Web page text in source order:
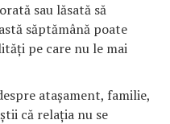
sau lăsată să
săptămână poate
pe care nu le mai
atașament, familie,
că relația nu se